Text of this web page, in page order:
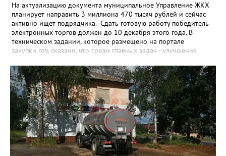
На актуализацию документа муниципальное Управление ЖКХ
планирует направить 3 миллиона 470 тысяч рублей и сейчас
активно ищет подрядчика. Сдать готовую работу победитель
электронных торгов должен до 10 декабря этого года. В
техническом задании, которое размещено на портале
закупки.гоу, сказано, что среди главных задач - улучшение
повышение энергоэффективности систем. Кроме электронных
схем, исполнителю нужно разработать предложения по
строительству и реконструкции водоснабжения и канализации,
оценив размер вложений, а также представить перечень
бесхозных объектов и возможные сценарии развития этой
сферы городского хозяйства. В июне 2025 года
«Златоуст.инфо» сообщал о подобных торгах. Тогда цена
вопроса была почти в три раза выше - 9 миллионов 13 тысяч
486 рублей, а в списке работ была разработка электронной
системы ливнёвок.